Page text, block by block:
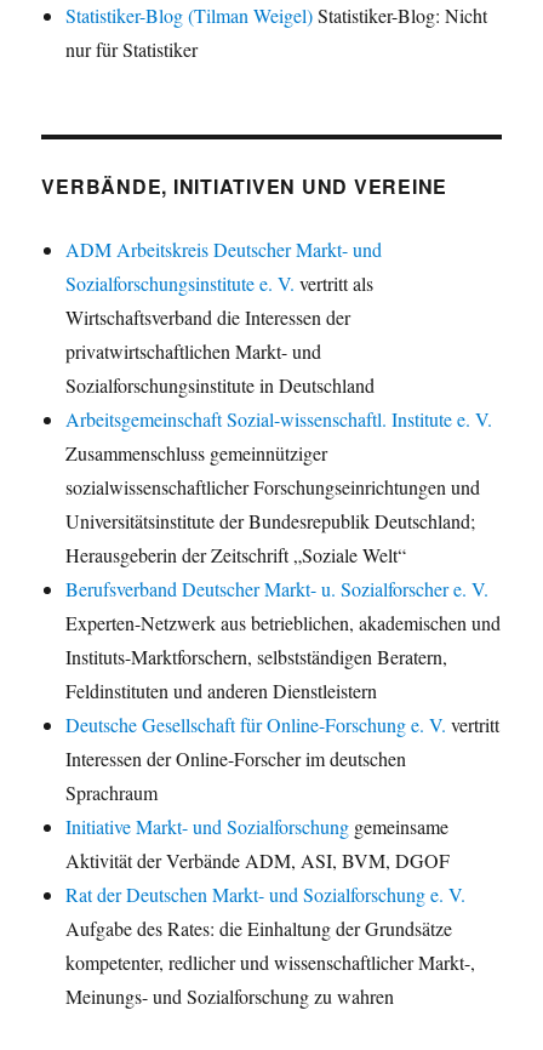
Statistiker-Blog (Tilman Weigel)Statistiker-Blog: Nicht
nur für Statistiker
VERBÄNDE, INITIATIVEN UND VEREINE
ADM Arbeitskreis Deutscher Markt- und
Sozialforschungsinstitute e. V. vertritt als
Wirtschaftsverband die Interessen der
privatwirtschaftlichen Markt- und
Sozialforschungsinstitute in Deutschland
Arbeitsgemeinschaft Sozial-wissenschaftl. Institute e. V.
Zusammenschluss gemeinnütziger
sozialwissenschaftlicher Forschungseinrichtungen und
Universitätsinstitute der Bundesrepublik Deutschland;
Herausgeberin der Zeitschrift „Soziale Welt“
Berufsverband Deutscher Markt- u. Sozialforscher e. V.
Experten-Netzwerk aus betrieblichen, akademischen und
Instituts-Marktforschern, selbstständigen Beratern,
Feldinstituten und anderen Dienstleistern
Deutsche Gesellschaft für Online-Forschung e. V. vertritt
Interessen der Online-Forscher im deutschen
Sprachraum
Initiative Markt- und Sozialforschung gemeinsame
Aktivität der Verbände ADM, ASI, BVM, DGOF
Rat der Deutschen Markt- und Sozialforschung e. V.
Aufgabe des Rates: die Einhaltung der Grundsätze
kompetenter, redlicher und wissenschaftlicher Markt-,
Meinungs- und Sozialforschung zu wahren